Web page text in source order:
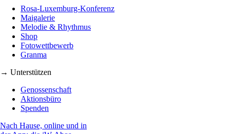
Rosa-Luxemburg-Konferenz
Maigalerie
Melodie & Rhythmus
Shop
Fotowettbewerb
Granma
→ Unterstützen
Genossenschaft
Aktionsbüro
Spenden
Nach Hause, online und in